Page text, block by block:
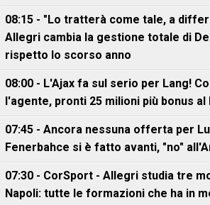
08:15 - "Lo tratterà come tale, a
Allegri cambia la gestione totale di
rispetto lo scorso anno
08:00 - L'Ajax fa sul serio per Lang!
l'agente, pronti 25 milioni più bonus al
07:45 - Ancora nessuna offerta per
Fenerbahce si è fatto avanti, "no"
07:30 - CorSport - Allegri studia tre
Napoli: tutte le formazioni che ha in